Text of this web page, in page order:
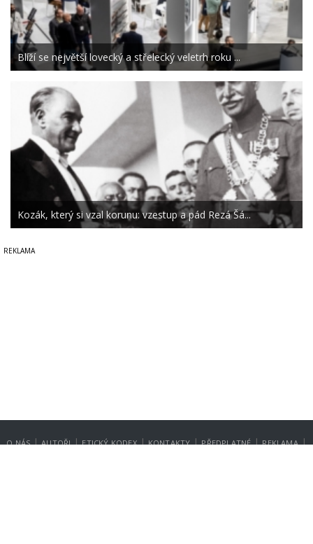
Blíží se největší lovecký a střelecký veletrh roku ...
Kozák, který si vzal korunu: vzestup a pád Rezá Šá...
O NÁS | AUTOŘI | ETICKÝ KODEX | KONTAKTY | PŘEDPLATNÉ | REKLAMA |